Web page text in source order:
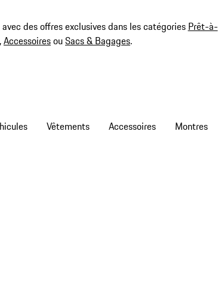
avec des offres exclusives dans les catégories Prêt-à-
,AccessoiresouSacs & Bagages.
Vêtements Accessoires Montres